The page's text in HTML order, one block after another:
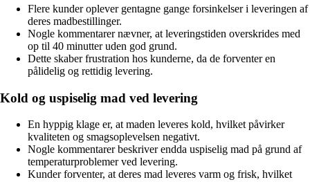
Flere kunder oplever gentagne gange forsinkelser i leveringen af
deres madbestillinger.
Nogle kommentarer nævner, at leveringstiden overskrides med
op til 40 minutter uden god grund.
Dette skaber frustration hos kunderne, da de forventer en
pålidelig og rettidig levering.
Kold og uspiselig mad ved levering
En hyppig klage er, at maden leveres kold, hvilket påvirker
kvaliteten og smagsoplevelsen negativt.
Nogle kommentarer beskriver endda uspiselig mad på grund af
temperaturproblemer ved levering.
Kunder forventer, at deres mad leveres varm og frisk, hvilket